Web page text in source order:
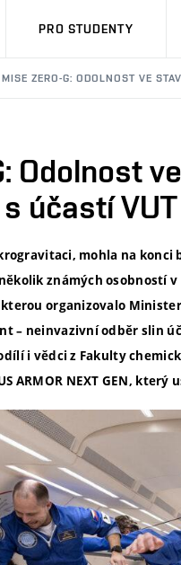
PRO STUDENTY
MISE ZERO-G: ODOLNOST VE
Odolnost
účastí VUT
mohla na
známých osobností
kterou organizovalo
– neinvazivní odběr slin
i vědci z Fakulty
ARMOR NEXT GEN,